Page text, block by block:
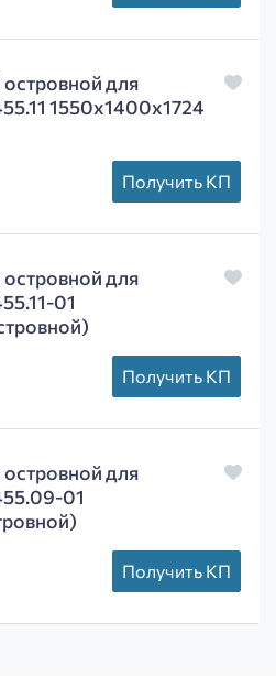
для
1550х1400х1724
Получить КП
для
01
Получить КП
для
01
Получить КП